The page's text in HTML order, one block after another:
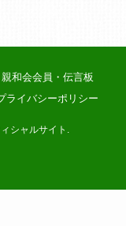
親和会会員・伝言板
ライバシーポリシー
シャルサイト.